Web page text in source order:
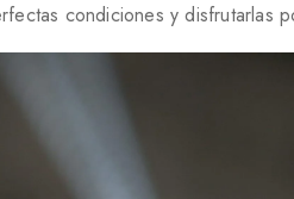
condiciones y disfrutarlas